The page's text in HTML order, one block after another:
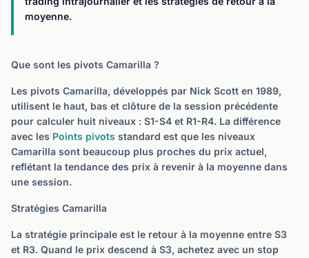
moyenne.
Que sont les pivots Camarilla ?
Les pivots Camarilla, développés par Nick Scott en 1989,
utilisent le haut, bas et clôture de la session précédente
pour calculer huit niveaux : S1-S4 et R1-R4. La différence
avec les Points pivots standard est que les niveaux
Camarilla sont beaucoup plus proches du prix actuel,
reflétant la tendance des prix à revenir à la moyenne dans
une session.
Stratégies Camarilla
La stratégie principale est le retour à la moyenne entre S3
et R3. Quand le prix descend à S3, achetez avec un stop